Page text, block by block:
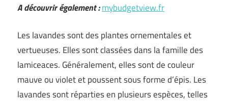
A découvrir également :mybudgetview.fr
Les lavandes sont des plantes ornementales et
vertueuses. Elles sont classées dans la famille des
lamiceaces. Généralement, elles sont de couleur
mauve ou violet et poussent sous forme d’épis. Les
lavandes sont réparties en plusieurs espèces, telles